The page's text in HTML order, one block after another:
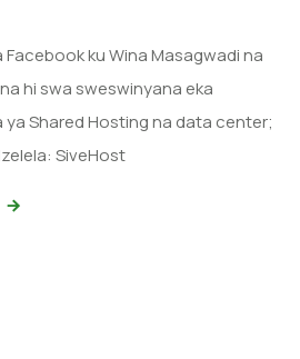
ku Wina Masagwadi na
hi swa sweswinyana eka
Shared Hosting na data center;
SiveHost